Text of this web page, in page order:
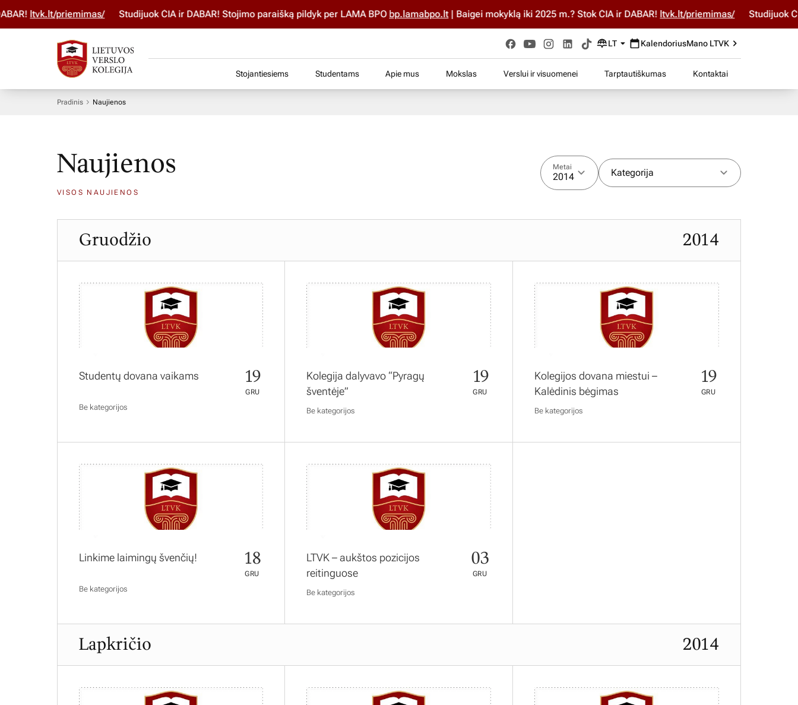
ltvk.lt/priemimas/ Studijuok ČIA ir DABAR! Stojimo paraišką pildyk per LAMA BPObp.lamabpo.lt| Baigei mokyklą iki 2025 m.? Stok ČIA ir DABAR!ltvk.lt/priemimas/ Studijuok ČIA ir
LT KalendoriusMano LTVK
Stojantiesiems Studentams Apie mus Mokslas Verslui ir visuomenei Tarptautiškumas Kontaktai
Pradinis Naujienos
Naujienos
VISOS NAUJIENOS
Metai
2014 Kategorija
Gruodžio 2014
Studentų dovana vaikams 19
GRU
Be kategorijos
Kolegija dalyvavo “Pyragų
šventėje”
19
GRU
Be kategorijos
Kolegijos dovana miestui –
Kalėdinis bėgimas
19
GRU
Be kategorijos
Linkime laimingų švenčių! 18
GRU
Be kategorijos
LTVK – aukštos pozicijos
reitinguose
03
GRU
Be kategorijos
Lapkričio 2014